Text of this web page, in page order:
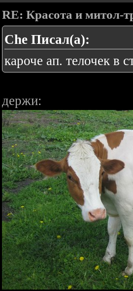
RE: Красота и митол-
Che Писал(а):
кароче ап. телочек в
держи: